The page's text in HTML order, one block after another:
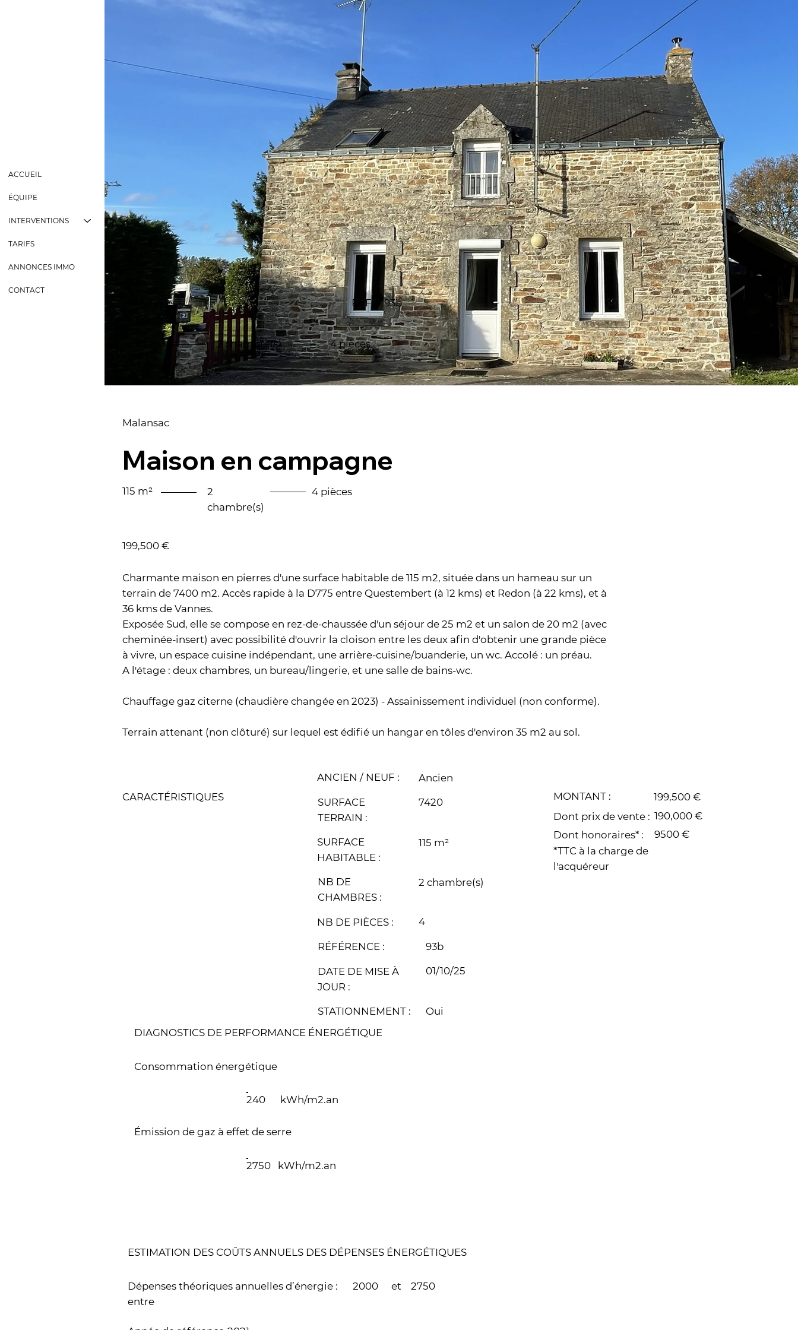
REF 93b
Malansac
MAISON
115 m²
2 chambre(s) 4 pièces
Malansac
Maison en campagne
115 m²
2
chambre(s)
4 pièces
199,500 €
Charmante maison en pierres d'une surface habitable de 115 m2, située dans un hameau sur un
terrain de 7400 m2. Accès rapide à la D775 entre Questembert (à 12 kms) et Redon (à 22 kms), et à
36 kms de Vannes.
Exposée Sud, elle se compose en rez-de-chaussée d'un séjour de 25 m2 et un salon de 20 m2 (avec
cheminée-insert) avec possibilité d'ouvrir la cloison entre les deux afin d'obtenir une grande pièce
à vivre, un espace cuisine indépendant, une arrière-cuisine/buanderie, un wc. Accolé : un préau.
A l'étage : deux chambres, un bureau/lingerie, et une salle de bains-wc.
Chauffage gaz citerne (chaudière changée en 2023) - Assainissement individuel (non conforme).
Terrain attenant (non clôturé) sur lequel est édifié un hangar en tôles d'environ 35 m2 au sol.
CARACTÉRISTIQUES
ANCIEN / NEUF : Ancien
SURFACE
TERRAIN :
7420
SURFACE
HABITABLE :
115 m²
NB DE
CHAMBRES :
2 chambre(s)
NB DE PIÈCES : 4
RÉFÉRENCE : 93b
DATE DE MISE À
JOUR :
01/10/25
STATIONNEMENT : Oui
MONTANT :
199,500 €
Dont prix de vente : 190,000 €
Dont honoraires* :
9500 €
*TTC à la charge de
l'acquéreur
DIAGNOSTICS DE PERFORMANCE ÉNERGÉTIQUE
Consommation énergétique
240 kWh/m2.an
Émission de gaz à effet de serre
2750 kWh/m2.an
ESTIMATION DES COÛTS ANNUELS DES DÉPENSES ÉNERGÉTIQUES
Dépenses théoriques annuelles d’énergie :
entre
2000 et 2750
ACCUEIL
ÉQUIPE
INTERVENTIONS
TARIFS
ANNONCES IMMO
CONTACT